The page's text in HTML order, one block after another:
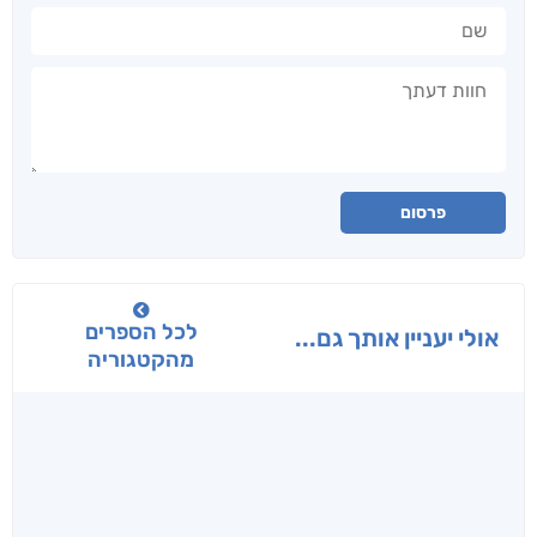
פרסום
אולי יעניין אותך גם...
לכל הספרים
מהקטגוריה